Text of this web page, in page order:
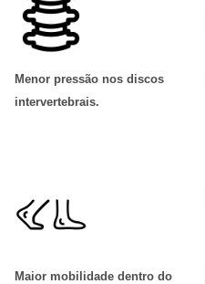
Menor pressão nos discos
intervertebrais.
Maior mobilidade dentro do